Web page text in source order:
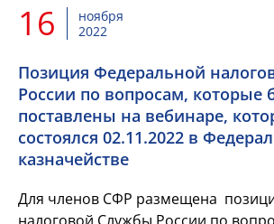
16
ноября
2022
Позиция Федеральной
России по вопросам, которые
поставлены на вебинаре,
состоялся 02.11.2022 в
казначействе
Для членов СФР размещена